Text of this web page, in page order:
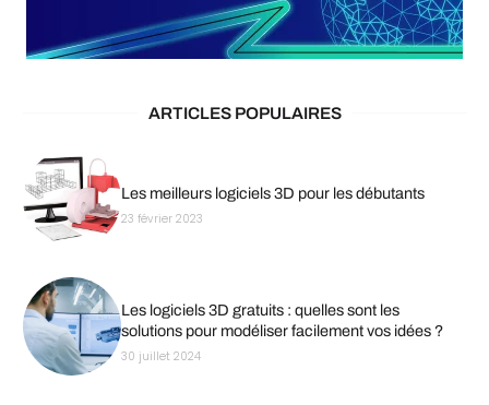
ARTICLES POPULAIRES
Les meilleurs logiciels 3D pour les débutants
23 février 2023
Les logiciels 3D gratuits : quelles sont les
solutions pour modéliser facilement vos idées ?
30 juillet 2024